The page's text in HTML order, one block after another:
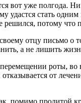
вот уже полгода.
удастся стать
решился, потому что
отцу письмо о
а не лишить
роты,
от
помимо пролитой